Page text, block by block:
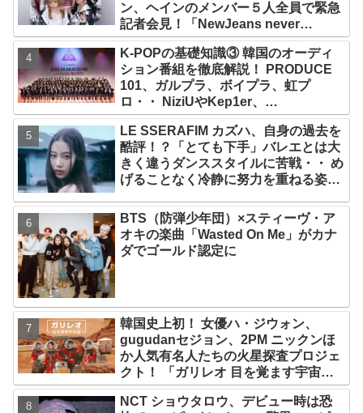
ン、ヘインのメンバー５人全員で緊急
記者会見！「NewJeans never
dies!」と微笑みの宣言！ ADOR側、
2029年まで契約有効と主張
K-POPの基礎知識③ 韓国のオーディ
ション番組を徹底解説！ PRODUCE
101、ガルプラ、ボイプラ、虹プ
ロ・・ NiziUやKep1er、
ZEROBASEONEら人気グループが
続々と誕生！ JO1やINI、ME:Iを生ん
だ日プまで一挙紹介
LE SSERAFIM カズハ、自身の過去を
酷評！？「とても下手」バレエとは大
きく違うダンススタイルに苦戦・・ め
げることなく冷静に努力を重ねる姿に
BTS（防弾少年団）×スティーヴ・ア
オキの楽曲「Wasted On Me」がカナ
ダでゴールド認定に
韓国史上初！ 女優ハ・ジウォン、
gugudanセジョン、2PM ニックンほ
か人気有名人たちの火星探査プロジェ
クト！ 「ガリレオ 目を覚ます宇宙」
10月10日（水）日本初放送決定
NCT ショウタロウ、デビュー時は恐